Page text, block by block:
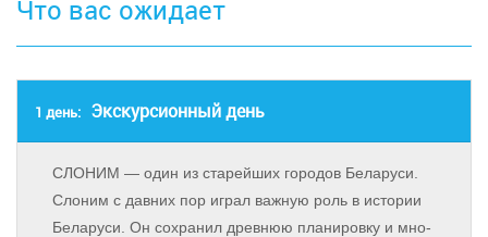
Что вас ожидает
1 день: Экскурсионный день
СЛОНИМ — один из ста­рей­ших го­ро­дов Бе­ла­ру­си.
Сло­ним с дав­них пор иг­рал важ­ную роль в ис­то­рии
Бе­ла­ру­си. Он со­хра­нил древ­нюю пла­ни­ров­ку и мно­